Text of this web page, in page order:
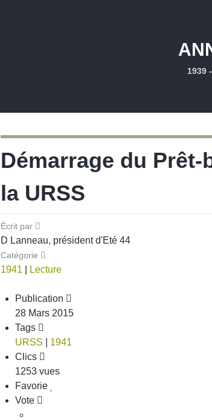
1939
Démarrage du
la URSS
Écrit par
D Lanneau, président d'Eté 44
Catégorie
1941 Lecture
Publication
28 Mars 2015
Tags
URSS
1941
Clics
1253 vues
Favorie
Vote